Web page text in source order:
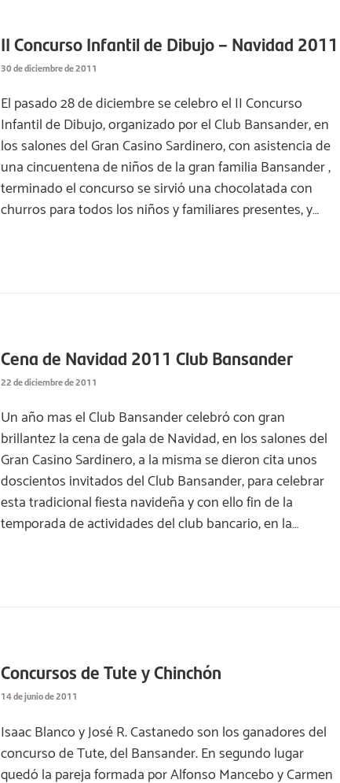
II Concurso Infantil de Dibujo – Navidad 2011
30 de diciembre de 2011
El pasado 28 de diciembre se celebro el II Concurso
Infantil de Dibujo, organizado por el Club Bansander, en
los salones del Gran Casino Sardinero, con asistencia de
una cincuentena de niños de la gran familia Bansander ,
terminado el concurso se sirvió una chocolatada con
churros para todos los niños y familiares presentes, y…
Cena de Navidad 2011 Club Bansander
22 de diciembre de 2011
Un año mas el Club Bansander celebró con gran
brillantez la cena de gala de Navidad, en los salones del
Gran Casino Sardinero, a la misma se dieron cita unos
doscientos invitados del Club Bansander, para celebrar
esta tradicional fiesta navideña y con ello fin de la
temporada de actividades del club bancario, en la…
Concursos de Tute y Chinchón
14 de junio de 2011
Isaac Blanco y José R. Castanedo son los ganadores del
concurso de Tute, del Bansander. En segundo lugar
quedó la pareja formada por Alfonso Mancebo y Carmen